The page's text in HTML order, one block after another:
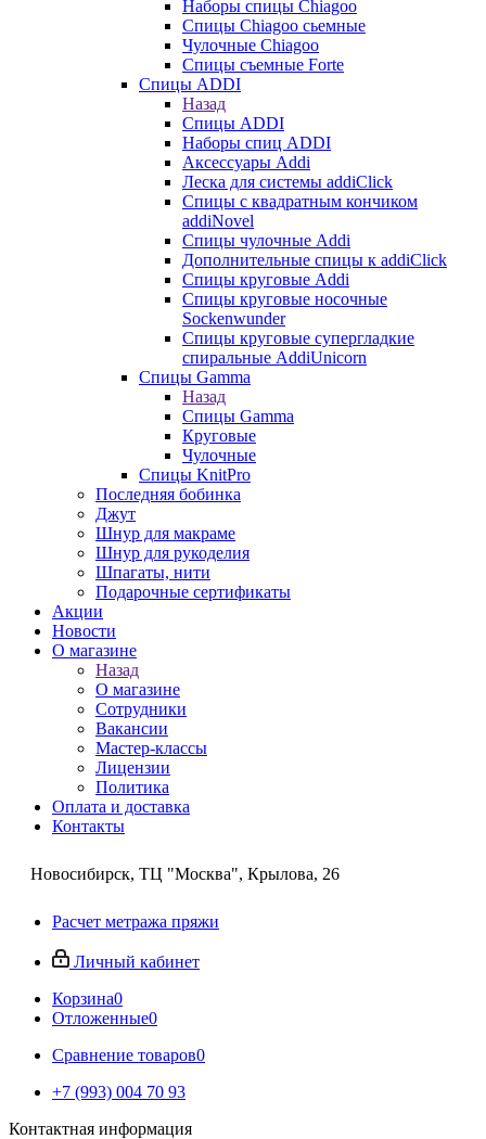
Наборы спицы Chiagoo
Спицы Chiagoo сьемные
Чулочные Chiagoo
Спицы съемные Forte
Спицы ADDI
Назад
Спицы ADDI
Наборы спиц ADDI
Аксессуары Addi
Леска для системы addiClick
Спицы с квадратным кончиком
addiNovel
Спицы чулочные Addi
Дополнительные спицы к addiClick
Спицы круговые Addi
Спицы круговые носочные
Sockenwunder
Спицы круговые супергладкие
спиральные AddiUnicorn
Спицы Gamma
Назад
Спицы Gamma
Круговые
Чулочные
Спицы KnitPro
Последняя бобинка
Джут
Шнур для макраме
Шнур для рукоделия
Шпагаты, нити
Подарочные сертификаты
Акции
Новости
О магазине
Назад
О магазине
Сотрудники
Вакансии
Мастер-классы
Лицензии
Политика
Оплата и доставка
Контакты
Новосибирск, ТЦ "Москва", Крылова, 26
Расчет метража пряжи
Личный кабинет
Корзина0
Отложенные0
Сравнение товаров0
+7 (993) 004 70 93
Контактная информация